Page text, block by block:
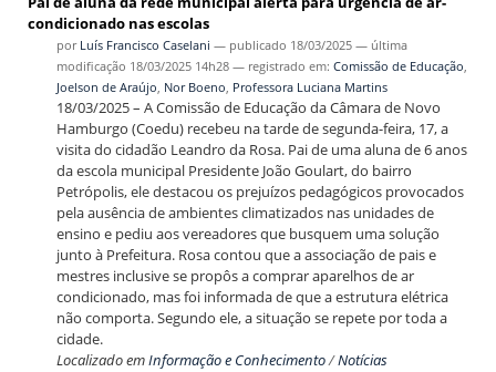
condicionado nas escolas
por Luís Francisco Caselani — publicado 18/03/2025 — última
modificação 18/03/2025 14h28 — registrado em: Comissão de Educação,
Joelson de Araújo, Nor Boeno, Professora Luciana Martins
18/03/2025 – A Comissão de Educação da Câmara de Novo
Hamburgo (Coedu) recebeu na tarde de segunda-feira, 17, a
visita do cidadão Leandro da Rosa. Pai de uma aluna de 6 anos
da escola municipal Presidente João Goulart, do bairro
Petrópolis, ele destacou os prejuízos pedagógicos provocados
pela ausência de ambientes climatizados nas unidades de
ensino e pediu aos vereadores que busquem uma solução
junto à Prefeitura. Rosa contou que a associação de pais e
mestres inclusive se propôs a comprar aparelhos de ar
condicionado, mas foi informada de que a estrutura elétrica
não comporta. Segundo ele, a situação se repete por toda a
cidade.
Localizado emInformação e Conhecimento/Notícias